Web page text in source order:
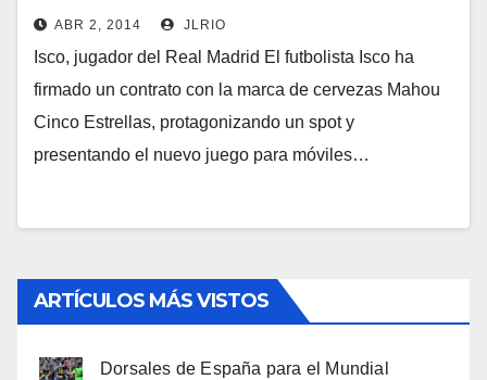
ABR 2, 2014 JLRIO
Isco, jugador del Real Madrid El futbolista Isco ha
firmado un contrato con la marca de cervezas Mahou
Cinco Estrellas, protagonizando un spot y
presentando el nuevo juego para móviles…
ARTÍCULOS MÁS VISTOS
Dorsales de España para el Mundial